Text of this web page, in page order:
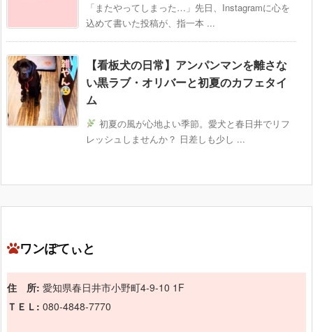
「またやってしまった…」先日、Instagramに心を
込めて書いた投稿が、指一本 ...
【看板犬の日常】アンパンマンを離さな
い黒ラブ・オリバーと初夏のカフェタイ
ム
初夏の風が心地よい季節。愛犬と春日井でリフ
レッシュしませんか？ 日差しも少し ...
ワンぽてぃと
住 所: 愛知県春日井市小野町4-9-10 1F
ＴＥＬ: 080-4848-7770